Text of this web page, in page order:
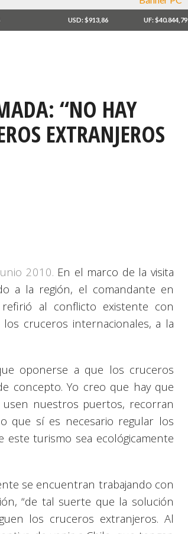
USD: $913,86 UF: $40.844,79
“NO HAY
EXTRANJEROS
2010. En el marco de la visita
a la región, el comandante en
al conflicto existente con
cruceros internacionales, a la
oponerse a que los cruceros
concepto. Yo creo que hay que
usen nuestros puertos, recorran
que sí es necesario regular los
turismo sea ecológicamente
se encuentran trabajando con
“de tal suerte que la solución
los cruceros extranjeros. Al